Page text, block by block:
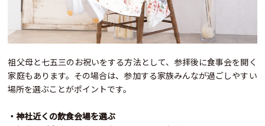
祖父母と七五三のお祝いをする方法として、参拝後に食事会を開く
家庭もあります。その場合は、参加する家族みんなが過ごしやすい
場所を選ぶことがポイントです。
・神社近くの飲食会場を選ぶ